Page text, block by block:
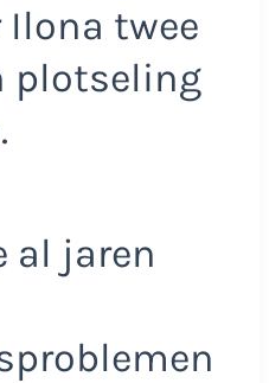
twee
plotseling
al jaren